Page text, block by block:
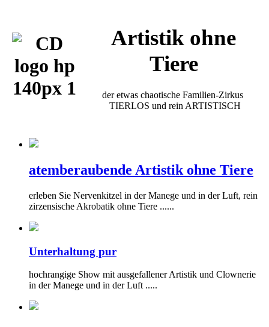
Artistik ohne
Tiere
der etwas chaotische Familien-Zirkus
TIERLOS und rein ARTISTISCH
atemberaubende Artistik ohne Tiere
erleben Sie Nervenkitzel in der Manege und in der Luft, rein
zirzensische Akrobatik ohne Tiere ......
Unterhaltung pur
hochrangige Show mit ausgefallener Artistik und Clownerie
in der Manege und in der Luft .....